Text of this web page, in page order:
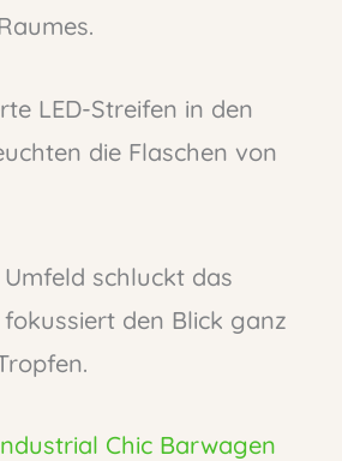
LED-Streifen in den
die Flaschen von
schluckt das
den Blick ganz
Chic Barwagen